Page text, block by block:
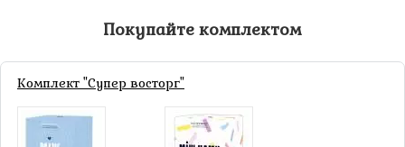
должен переместить карту башни или замка с её
позиции слева направо. Если здание достигает
крайнего правого положения – оно разрушено.
Рекомендуем всю серию Битвы колод для фанатов
быстрых карточных игр. Также хорошей идеей будет
использовать генератор колод на сайте производителя
Покупайте комплектом
Комплект "Супер восторг"